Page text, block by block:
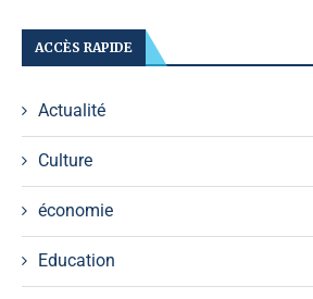
ACCÈS RAPIDE
Actualité
Culture
économie
Education